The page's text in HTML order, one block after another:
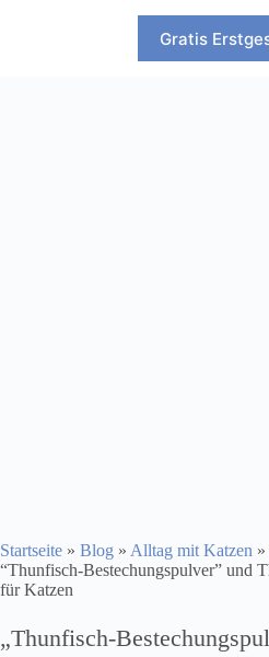
Gratis
Startseite » Blog » Alltag mit Katzen »
“Thunfisch-Bestechungspulver” und
für Katzen
„Thunfisch-